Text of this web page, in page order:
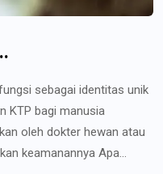
sebagai identitas unik
KTP bagi manusia
oleh dokter hewan atau
keamanannya Apa...